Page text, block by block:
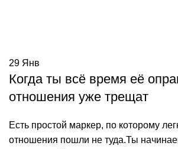
29 Янв
Когда ты всё время её
отношения уже трещат
Есть простой маркер, по которому
отношения пошли не туда.Ты